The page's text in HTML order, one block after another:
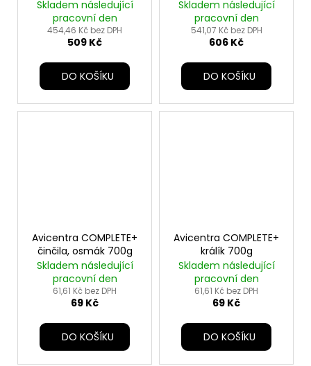
Skladem následující
pracovní den
454,46 Kč bez DPH
509 Kč
DO KOŠÍKU
15kg
Skladem následující
pracovní den
541,07 Kč bez DPH
606 Kč
DO KOŠÍKU
Avicentra COMPLETE+
činčila, osmák 700g
Skladem následující
pracovní den
61,61 Kč bez DPH
69 Kč
DO KOŠÍKU
Avicentra COMPLETE+
králík 700g
Skladem následující
pracovní den
61,61 Kč bez DPH
69 Kč
DO KOŠÍKU